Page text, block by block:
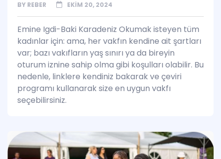
BY REBER EKIM 20, 2024
Emine Igdi-Baki Karadeniz Okumak isteyen tüm
kadınlar için: ama, her vakfın kendine ait şartları
var; bazı vakıfların yaş sınırı ya da bireyin
oturum iznine sahip olma gibi koşulları olabilir. Bu
nedenle, linklere kendiniz bakarak ve çeviri
programı kullanarak size en uygun vakfı
seçebilirsiniz.